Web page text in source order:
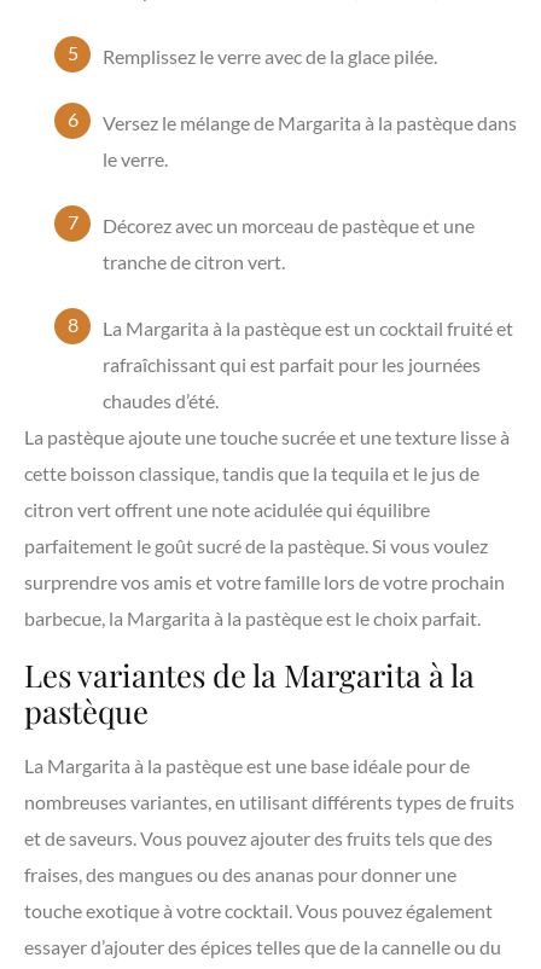
Remplissez le verre avec de la glace pilée.
Versez le mélange de Margarita à la pastèque dans
le verre.
Décorez avec un morceau de pastèque et une
tranche de citron vert.
La Margarita à la pastèque est un cocktail fruité et
rafraîchissant qui est parfait pour les journées
chaudes d’été.
La pastèque ajoute une touche sucrée et une texture lisse à
cette boisson classique, tandis que la tequila et le jus de
citron vertoffrent une note acidulée qui équilibre
parfaitement le goût sucré de la pastèque. Si vous voulez
surprendre vos amis et votre famille lors de votre prochain
barbecue, la Margarita à la pastèque est le choix parfait.
Les variantes de la Margarita à la
pastèque
La Margarita à la pastèque est une base idéale pour de
nombreuses variantes, en utilisant différents types de fruits
et de saveurs. Vous pouvez ajouter des fruits tels que des
fraises, des mangues ou des ananas pour donner une
touche exotique à votre cocktail. Vous pouvez également
essayer d’ajouter des épices telles que de la cannelle ou du